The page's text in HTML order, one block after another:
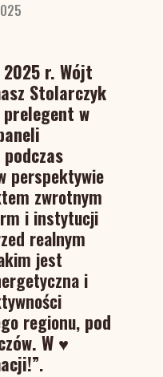
r. Wójt
Stolarczyk
prelegent w
podczas
perspektywie
zwrotnym
i instytucji
realnym
jest
i
regionu, pod
W ♥
.